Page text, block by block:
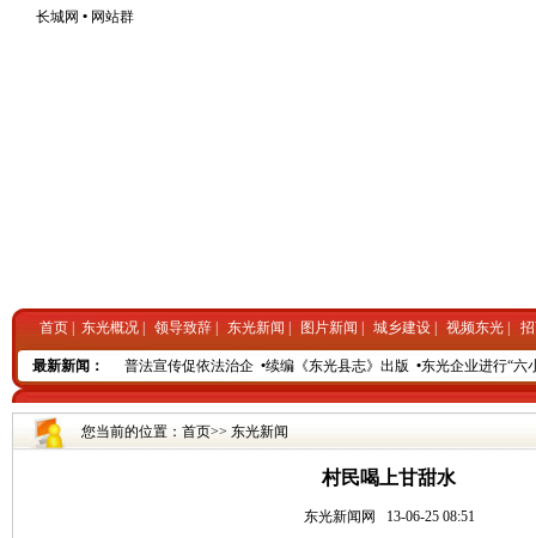
长城网 • 网站群
首页 东光概况 领导致辞 东光新闻 图片新闻 城乡建设 视频东光
最新新闻：
•东光电力：普法宣传促依法治企 •续编《东光县志》出版 • 东光企业进行“六小
您当前的位置： 首页>> 东光新闻
村民喝上甘甜水
东光新闻网 13-06-25 08:51